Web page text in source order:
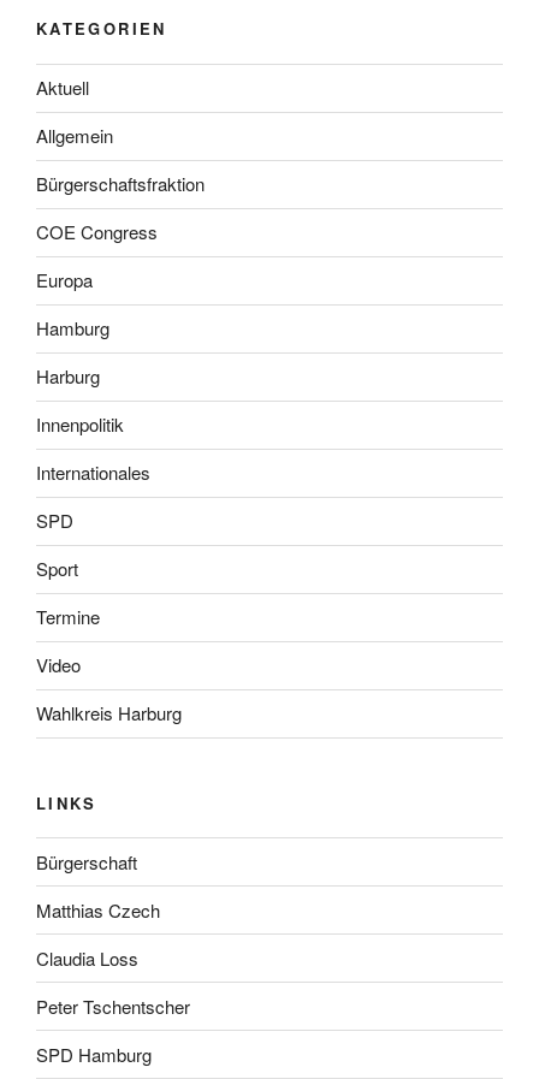
KATEGORIEN
Aktuell
Allgemein
Bürgerschaftsfraktion
COE Congress
Europa
Hamburg
Harburg
Innenpolitik
Internationales
SPD
Sport
Termine
Video
Wahlkreis Harburg
LINKS
Bürgerschaft
Matthias Czech
Claudia Loss
Peter Tschentscher
SPD Hamburg